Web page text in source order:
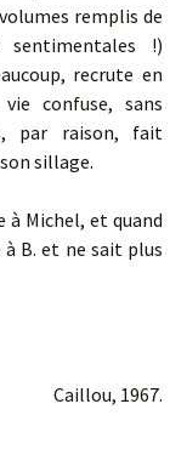
remplis de
sentimentales !)
recrute en
confuse, sans
par raison, fait
sillage.
à Michel, et quand
à B. et ne sait plus
Caillou, 1967.